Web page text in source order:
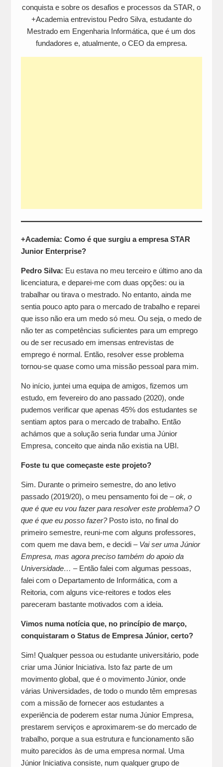
conquista e sobre os desafios e processos da STAR, o
+Academia entrevistou Pedro Silva, estudante do
Mestrado em Engenharia Informática, que é um dos
fundadores e, atualmente, o CEO da empresa.
+Academia: Como é que surgiu a empresa STAR
Junior Enterprise?
Pedro Silva: Eu estava no meu terceiro e último ano da
licenciatura, e deparei-me com duas opções: ou ia
trabalhar ou tirava o mestrado. No entanto, ainda me
sentia pouco apto para o mercado de trabalho e reparei
que isso não era um medo só meu. Ou seja, o medo de
não ter as competências suficientes para um emprego
ou de ser recusado em imensas entrevistas de
emprego é normal. Então, resolver esse problema
tornou-se quase como uma missão pessoal para mim.
No início, juntei uma equipa de amigos, fizemos um
estudo, em fevereiro do ano passado (2020), onde
pudemos verificar que apenas 45% dos estudantes se
sentiam aptos para o mercado de trabalho. Então
achámos que a solução seria fundar uma Júnior
Empresa, conceito que ainda não existia na UBI.
Foste tu que começaste este projeto?
Sim. Durante o primeiro semestre, do ano letivo
passado (2019/20), o meu pensamento foi de –ok, o
que é que eu vou fazer para resolver este problema? O
que é que eu posso fazer?Posto isto, no final do
primeiro semestre, reuni-me com alguns professores,
com quem me dava bem, e decidi – Vai ser uma Júnior
Empresa, mas agora preciso também do apoio da
Universidade… – Então falei com algumas pessoas,
falei com o Departamento de Informática, com a
Reitoria, com alguns vice-reitores e todos eles
pareceram bastante motivados com a ideia.
Vimos numa notícia que, no princípio de março,
conquistaram o Status de Empresa Júnior, certo?
Sim! Qualquer pessoa ou estudante universitário, pode
criar uma Júnior Iniciativa. Isto faz parte de um
movimento global, que é o movimento Júnior, onde
várias Universidades, de todo o mundo têm empresas
com a missão de fornecer aos estudantes a
experiência de poderem estar numa Júnior Empresa,
prestarem serviços e aproximarem-se do mercado de
trabalho, porque a sua estrutura e funcionamento são
muito parecidos às de uma empresa normal. Uma
Júnior Iniciativa consiste, num qualquer grupo de